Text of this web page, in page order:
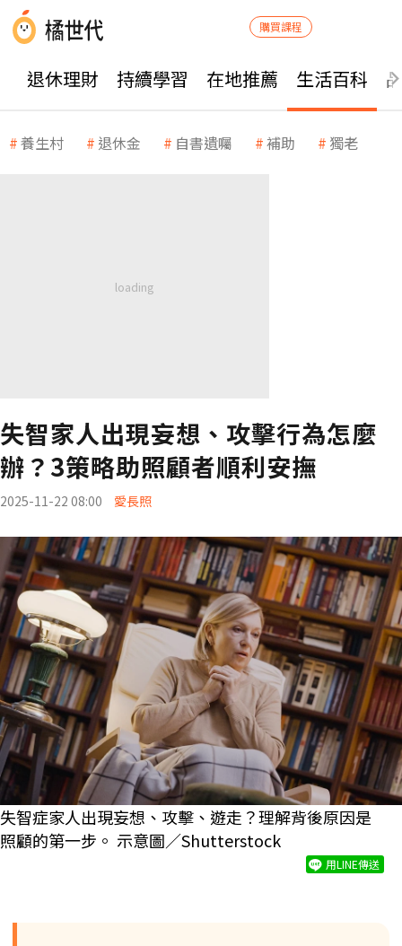
購買課程
退休理財 持續學習 在地推薦 生活百科
養生村 退休金 自書遺囑 補助 獨老
失智家人出現妄想、攻擊行為怎麼
辦？3策略助照顧者順利安撫
2025-11-22 08:00 愛長照
失智症家人出現妄想、攻擊、遊走？理解背後原因是
照顧的第一步。 示意圖／Shutterstock
用LINE傳送